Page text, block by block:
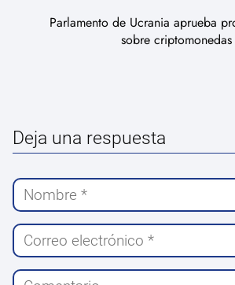
Parlamento de Ucrania aprueba
sobre criptomonedas
Deja una respuesta